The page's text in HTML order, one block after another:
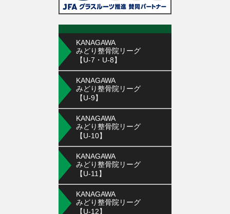
KANAGAWA
みどり整骨院リーグ
【U-7・U-8】
KANAGAWA
みどり整骨院リーグ
【U-9】
KANAGAWA
みどり整骨院リーグ
【U-10】
KANAGAWA
みどり整骨院リーグ
【U-11】
KANAGAWA
みどり整骨院リーグ
【U-12】